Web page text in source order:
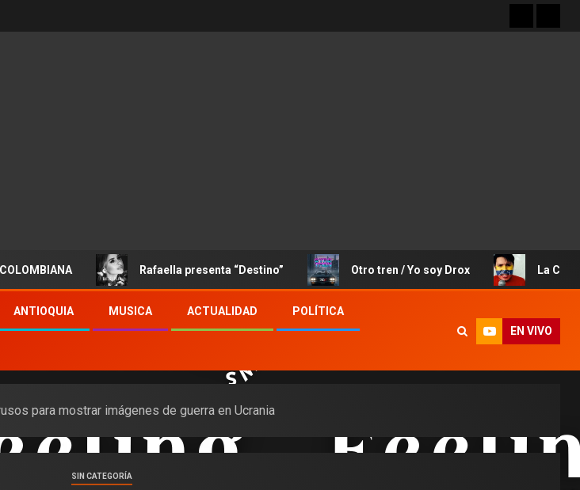
Rafaella presenta “Destino” Otro tren / Yo soy Drox La Canción de
ANTIOQUIA MUSICA ACTUALIDAD POLÍTICA
EN VIVO
para mostrar imágenes de guerra en Ucrania
SIN CATEGORÍA